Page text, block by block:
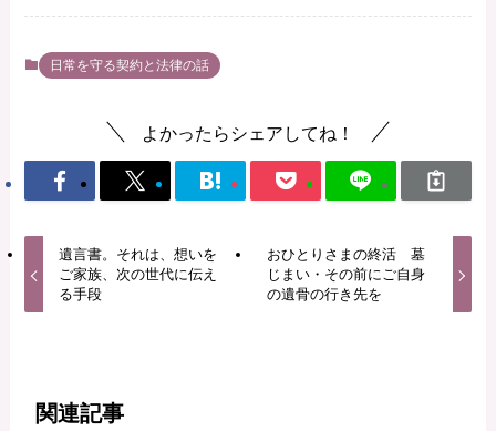
日常を守る契約と法律の話
よかったらシェアしてね！
遺言書。それは、想いを
ご家族、次の世代に伝え
る手段
おひとりさまの終活 墓
じまい・その前にご自身
の遺骨の行き先を
関連記事